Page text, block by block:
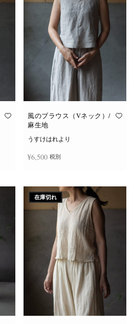
風のブラウス（Vネック）/
麻生地
うすけはれより
¥6,500 税別
の
商
品
に
は
複
数
の
バ
リ
エ
ー
シ
ョ
ン
が
あ
り
ま
在庫切れ